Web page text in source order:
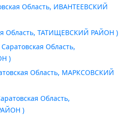
Область, ИВАНТЕЕВСКИЙ
Область, ТАТИЩЕВСКИЙ РАЙОН )
Область,
)
Область, МАРКСОВСКИЙ
Область,
)